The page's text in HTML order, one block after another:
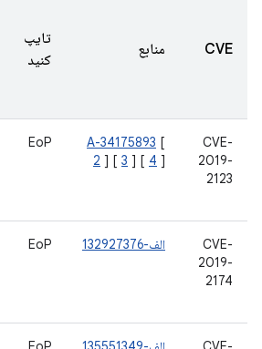
CVE منابع
تایپ
کنید
CVE-
2019-
2123
A-34175893 [
2 ] [ 3 ] [ 4 ]
EoP
CVE-
2019-
2174
الف-132927376 EoP